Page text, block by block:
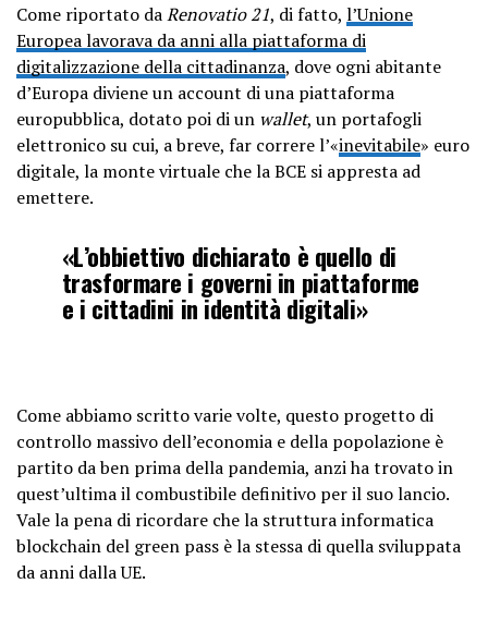
Come riportato daRenovatio 21, di fatto, l’Unione
Europea lavorava da anni alla piattaforma di
digitalizzazione della cittadinanza, dove ogni abitante
d’Europa diviene un account di una piattaforma
europubblica, dotato poi di un wallet, un portafogli
elettronico su cui, a breve, far correre l’«inevitabile» euro
digitale, la monte virtuale che la BCE si appresta ad
emettere.
«L’obbiettivo dichiarato è quello di
trasformare i governi in piattaforme
e i cittadini in identità digitali»
Come abbiamo scritto varie volte, questo progetto di
controllo massivo dell’economia e della popolazione è
partito da ben prima della pandemia, anzi ha trovato in
quest’ultima il combustibile definitivo per il suo lancio.
Vale la pena di ricordare che la struttura informatica
blockchain del green pass è la stessa di quella sviluppata
da anni dalla UE.